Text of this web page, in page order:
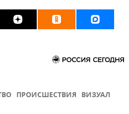
ПРОИСШЕСТВИЯ ВИЗУАЛ